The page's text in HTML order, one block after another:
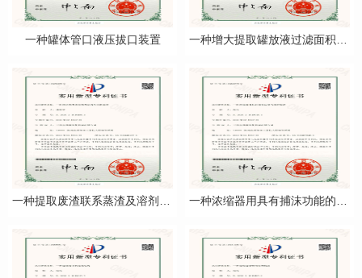
一种罐体管口液压拔口装置 一种增大提取罐放液过滤面积装置